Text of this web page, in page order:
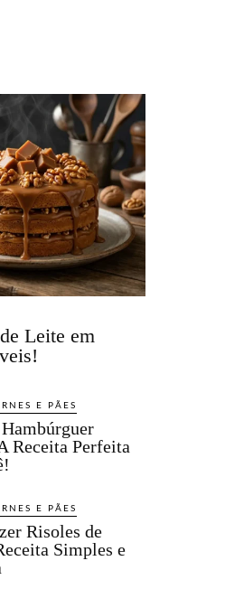
Leite em
E PÃES
Receita Perfeita
E PÃES
Risoles de
Simples e